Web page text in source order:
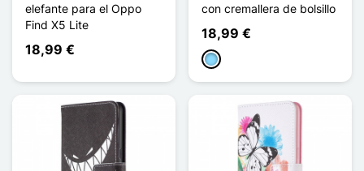
elefante para el Oppo
Find X5 Lite
18,99 €
con cremallera de bolsillo
18,99 €
Azul claro